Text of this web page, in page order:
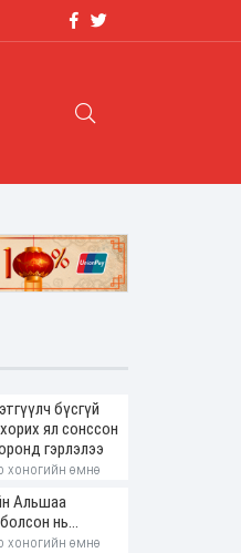
бүсгүй
ял сонссон
гэрлэлээ
хоногийн өмнө
Альшаа
нь...
хоногийн өмнө